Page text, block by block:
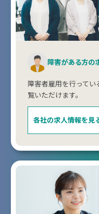
障害がある方の
障害者雇用を行って
覧いただけます。
各社の求人情報を見